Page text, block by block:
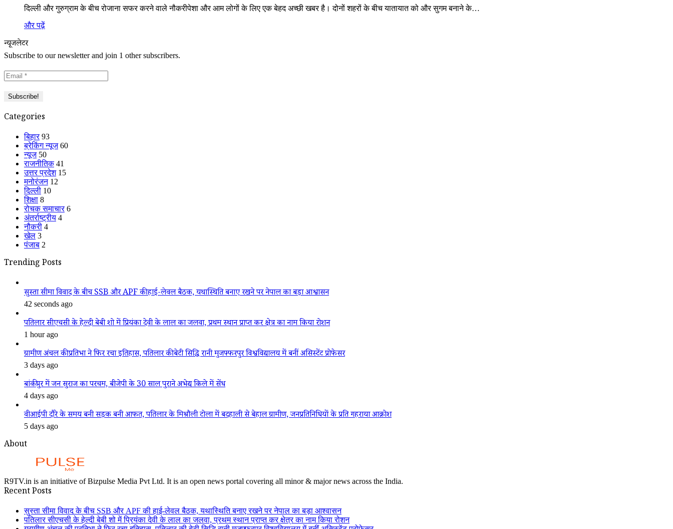
दिल्ली और गुरुग्राम के बीच रोजाना सफर करने वाले नौकरीपेशा और आम लोगों के लिए एक बेहद अच्छी खबर है। दोनों शहरों के बीच यातायात को और सुगम बनाने के…
और पढ़ें
न्यूजलेटर
Subscribe to our newsletter and join 1 other subscribers.
Categories
बिहार 93
ब्रेकिंग न्यूज 60
न्यूज 50
राजनीतिक 41
उत्तर प्रदेश 15
मनोरंजन 12
दिल्ली 10
शिक्षा 8
रोचक समाचार 6
अंतर्राष्ट्रीय 4
नौकरी 4
खेल 3
पंजाब 2
Trending Posts
सुस्ता सीमा विवाद के बीच SSB और APF की हाई-लेवल बैठक, यथास्थिति बनाए रखने पर नेपाल का बड़ा आश्वासन
42 seconds ago
पतिलार सीएचसी के हेल्दी बेबी शो में प्रियंका देवी के लाल का जलवा, प्रथम स्थान प्राप्त कर क्षेत्र का नाम किया रोशन
1 hour ago
ग्रामीण अंचल की प्रतिभा ने फिर रचा इतिहास, पतिलार की बेटी सिद्धि रानी मुजफ्फरपुर विश्वविद्यालय में बनीं असिस्टेंट प्रोफेसर
3 days ago
बांकीपुर में जन सुराज का परचम, बीजेपी के 30 साल पुराने अभेद्य किले में सेंध
4 days ago
वीआईपी दौरे के समय बनी सड़क बनी आफत, पतिलार के मिश्रौली टोला में बदहाली से बेहाल ग्रामीण, जनप्रतिनिधियों के प्रति गहराया आक्रोश
5 days ago
About
R9TV.in is an initiative of Bizpulse Media Pvt Ltd. It is an open news portal covering all minor & major news across the India.
Recent Posts
सुस्ता सीमा विवाद के बीच SSB और APF की हाई-लेवल बैठक, यथास्थिति बनाए रखने पर नेपाल का बड़ा आश्वासन
पतिलार सीएचसी के हेल्दी बेबी शो में प्रियंका देवी के लाल का जलवा, प्रथम स्थान प्राप्त कर क्षेत्र का नाम किया रोशन